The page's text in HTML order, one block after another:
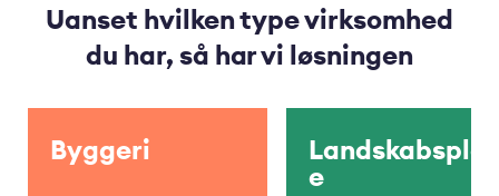
Uanset hvilken type virksomhed
du har, så har vi løsningen
Byggeri
Landskabsplej
e